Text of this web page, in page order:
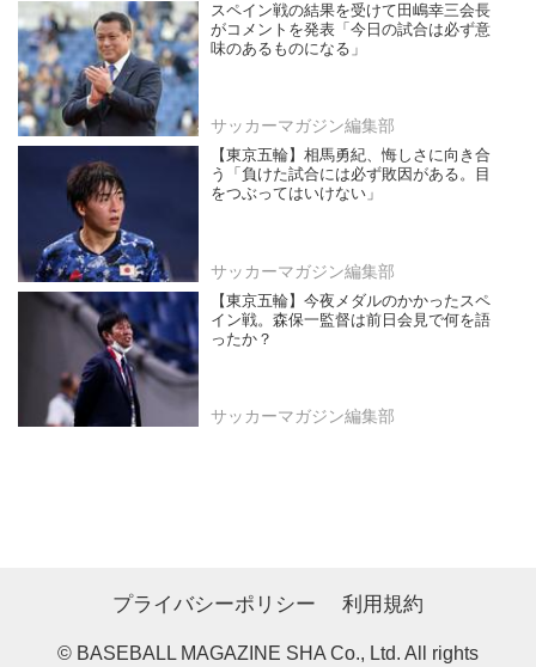
スペイン戦の結果を受けて田嶋幸三会長
がコメントを発表「今日の試合は必ず意
味のあるものになる」
サッカーマガジン編集部
【東京五輪】相馬勇紀、悔しさに向き合
う「負けた試合には必ず敗因がある。目
をつぶってはいけない」
サッカーマガジン編集部
【東京五輪】今夜メダルのかかったスペ
イン戦。森保一監督は前日会見で何を語
ったか？
サッカーマガジン編集部
プライバシーポリシー 利用規約
© BASEBALL MAGAZINE SHA Co., Ltd. All rights